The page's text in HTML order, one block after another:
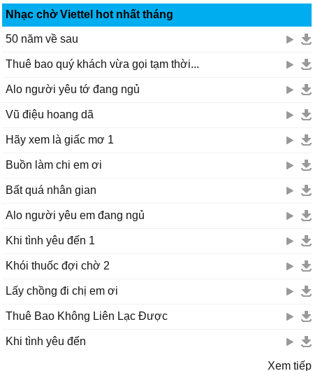
Nhạc chờ Viettel hot nhất tháng
50 năm về sau
Thuê bao quý khách vừa gọi tạm thời...
Alo người yêu tớ đang ngủ
Vũ điệu hoang dã
Hãy xem là giấc mơ 1
Buồn làm chi em ơi
Bất quá nhân gian
Alo người yêu em đang ngủ
Khi tình yêu đến 1
Khói thuốc đợi chờ 2
Lấy chồng đi chị em ơi
Thuê Bao Không Liên Lạc Được
Khi tình yêu đến
Xem tiếp